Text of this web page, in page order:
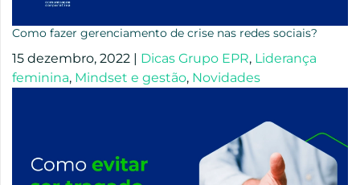
Como fazer gerenciamento de crise nas redes sociais?
15 dezembro, 2022 | Dicas Grupo EPR, Liderança
feminina, Mindset e gestão, Novidades